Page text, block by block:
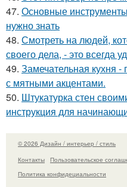
47. Основные
нужно знать
48. Смотреть на людей,
своего дела, - это всегда
49. Замечательная кухня
с мятными акцентами.
50. Штукатурка стен
инструкция для
© 2026 Дизайн / интерьер / стиль
Контакты
Пользовательское
Политика конфидециальности